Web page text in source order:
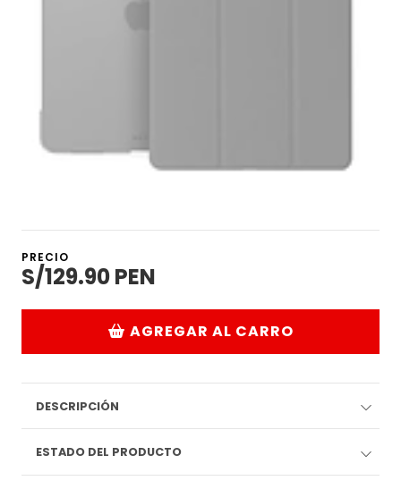
PRECIO
S/129.90 PEN
AGREGAR AL CARRO
DESCRIPCIÓN
ESTADO DEL PRODUCTO